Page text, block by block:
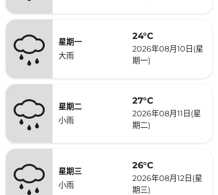
星期一
大雨
24°C
2026年08月10日(星
期一)
星期二
小雨
27°C
2026年08月11日(星
期二)
星期三
小雨
26°C
2026年08月12日(星
期三)